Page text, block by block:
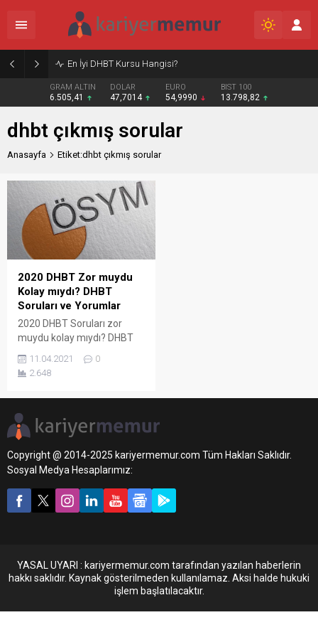
En İyi DHBT Kursu Hangisi?
GRAM ALTIN
6.505,41
DOLAR
47,7014
EURO
54,9990
BIST 100
13.798,82
dhbt çıkmış sorular
Anasayfa Etiket:dhbt çıkmış sorular
2020 DHBT Zor muydu
Kolay mıydı? DHBT
Soruları ve Yorumlar
2020 DHBT Soruları zor
muydu kolay mıydı? DHBT
2020 DHBT ertelenmesi
sebebiyle 11 Nisan 2021 de
kitapları bu sitemizde uygun
fiyata temin edebilirsiniz
incelemek için tıklayın DHBT
sınavından sonra adayların
çıkmış soruları sayfamızda
paylaşıyoruz. Dhbt zor...
11.04.2021
0
2.648
Copyright @ 2014-2025 kariyermemur.com Tüm Hakları Saklıdır.
Sosyal Medya Hesaplarımız:
YASAL UYARI : kariyermemur.com tarafından yazılan haberlerin
hakkı saklıdır. Kaynak gösterilmeden kullanılamaz. Aksi halde hukuki
işlem başlatılacaktır.